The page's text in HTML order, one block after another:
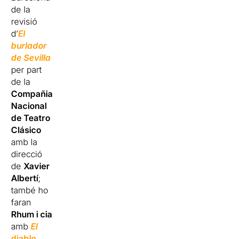
de la
revisió
d’El
burlador
de Sevilla
per part
de la
Compañia
Nacional
de Teatro
Clásico
amb la
direcció
deXavier
Albertí;
també ho
faran
Rhum i cia
ambEl